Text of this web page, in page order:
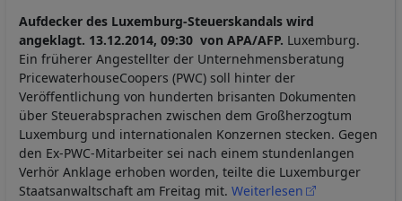
Aufdecker des Luxemburg-Steuerskandals wird
angeklagt. 13.12.2014, 09:30 von APA/AFP. Luxemburg.
Ein früherer Angestellter der Unternehmensberatung
PricewaterhouseCoopers (PWC) soll hinter der
Veröffentlichung von hunderten brisanten Dokumenten
über Steuerabsprachen zwischen dem Großherzogtum
Luxemburg und internationalen Konzernen stecken. Gegen
den Ex-PWC-Mitarbeiter sei nach einem stundenlangen
Verhör Anklage erhoben worden, teilte die Luxemburger
Staatsanwaltschaft am Freitag mit. Weiterlesen